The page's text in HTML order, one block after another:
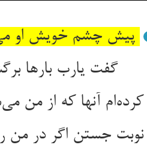
گفت یارب بارها برگشته‌ام ** توبه‌ها و عهدها بشکسته‌ام
کرده‌ام آنها که از من می‌سزید ** تا چنین سیل سیاهی در رسید
نوبت جستن اگر در من رسد ** وه که جان من چه سختیها کشد